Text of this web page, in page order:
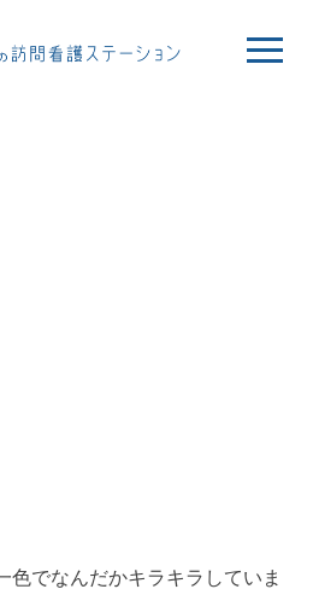
色でなんだかキラキラしていま